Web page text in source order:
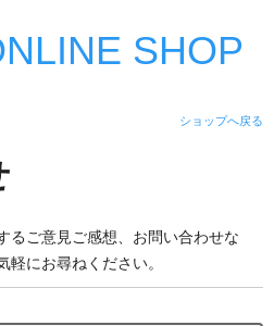
SHOP
ショップへ戻る
るご意見ご感想、お問い合わせな
軽にお尋ねください。